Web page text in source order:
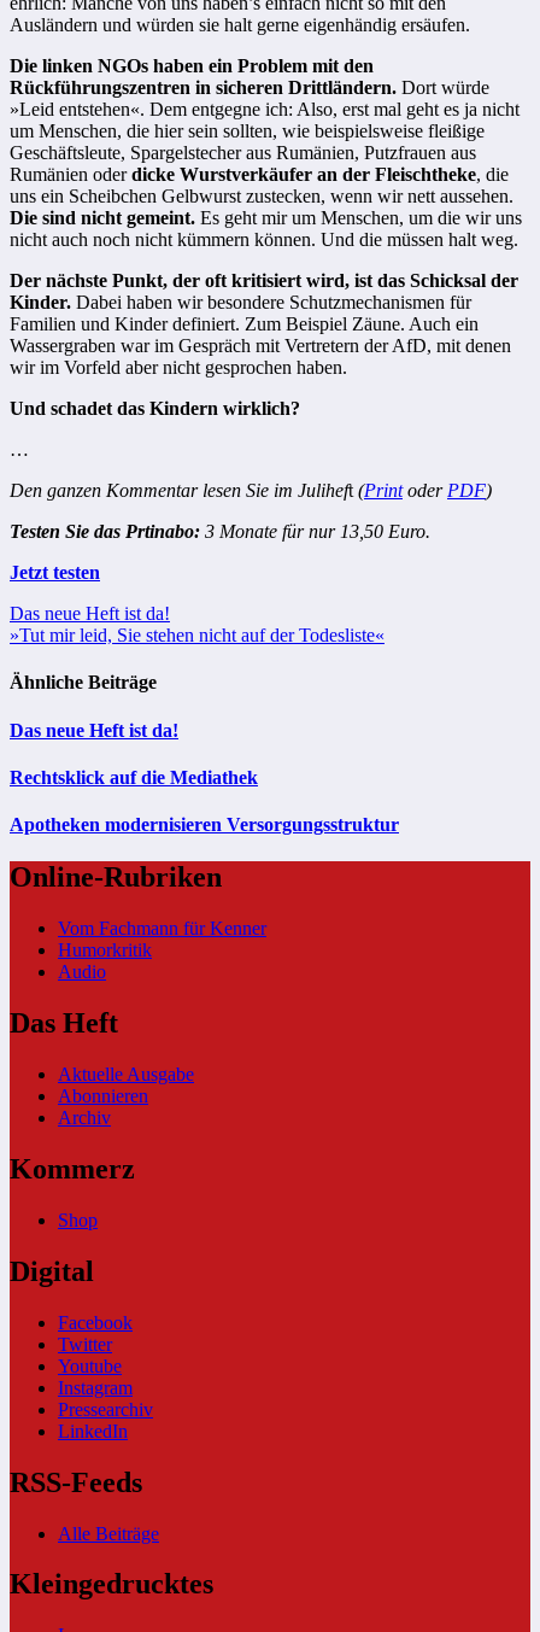
Ausländern und würden sie halt gerne eigenhändig ersäufen.
Die linken NGOs haben ein Problem mit den
Rückführungszentren in sicheren Drittländern. Dort würde
»Leid entstehen«. Dem entgegne ich: Also, erst mal geht es ja nicht
um Menschen, die hier sein sollten, wie beispielsweise fleißige
Geschäftsleute, Spargelstecher aus Rumänien, Putzfrauen aus
Rumänien oderdicke Wurstverkäufer an der Fleischtheke, die
uns ein Scheibchen Gelbwurst zustecken, wenn wir nett aussehen.
Die sind nicht gemeint. Es geht mir um Menschen, um die wir uns
nicht auch noch nicht kümmern können. Und die müssen halt weg.
Der nächste Punkt, der oft kritisiert wird, ist das Schicksal der
Kinder. Dabei haben wir besondere Schutzmechanismen für
Familien und Kinder definiert. Zum Beispiel Zäune. Auch ein
Wassergraben war im Gespräch mit Vertretern der AfD, mit denen
wir im Vorfeld aber nicht gesprochen haben.
Und schadet das Kindern wirklich?
…
Den ganzen Kommentar lesen Sie im Juliheft (Printoder PDF)
Testen Sie das Prtinabo: 3 Monate für nur 13,50 Euro.
Jetzt testen
Beitragsnavigation
Das neue Heft ist da!
»Tut mir leid, Sie stehen nicht auf der Todesliste«
Ähnliche Beiträge
Das neue Heft ist da!
Rechtsklick auf die Mediathek
Apotheken modernisieren Versorgungsstruktur
Online-Rubriken
Vom Fachmann für Kenner
Humorkritik
Audio
Das Heft
Aktuelle Ausgabe
Abonnieren
Archiv
Kommerz
Shop
Digital
Facebook
Twitter
Youtube
Instagram
Pressearchiv
LinkedIn
RSS-Feeds
Alle Beiträge
Kleingedrucktes